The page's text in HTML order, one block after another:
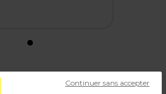
Continuer sans accepter